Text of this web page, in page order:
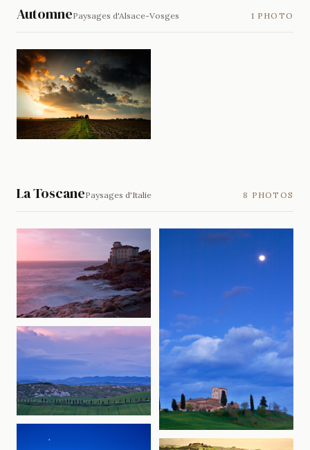
AutomnePaysages d'Alsace-Vosges 1 PHOTO
La ToscanePaysages d'Italie 8 PHOTOS